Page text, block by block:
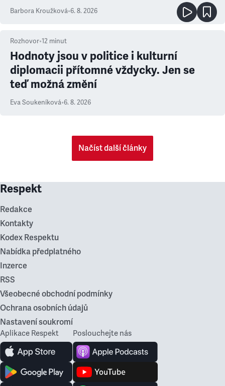
Barbora Kroužková•6. 8. 2026
Rozhovor•12 minut
Hodnoty jsou v politice i kulturní
diplomacii přítomné vždycky. Jen se
teď možná změní
Eva Soukeníková•6. 8. 2026
Načíst další články
Respekt
Redakce
Kontakty
Kodex Respektu
Nabídka předplatného
Inzerce
RSS
Všeobecné obchodní podmínky
Ochrana osobních údajů
Nastavení soukromí
Aplikace Respekt Poslouchejte nás